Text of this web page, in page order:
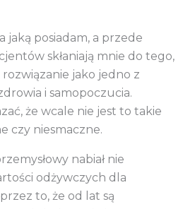
jaką posiadam, a przede
skłaniają mnie do tego,
jako jedno z
i samopoczucia.
że wcale nie jest to takie
czy niesmaczne.
nabiał nie
odżywczych dla
to, że od lat są